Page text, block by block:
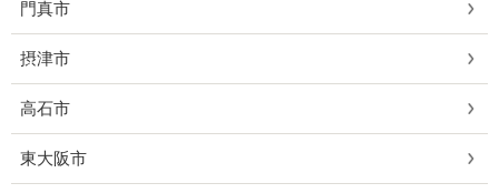
門真市
摂津市
高石市
東大阪市